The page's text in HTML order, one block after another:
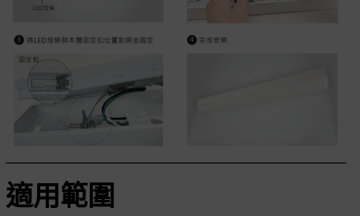
適用範圍